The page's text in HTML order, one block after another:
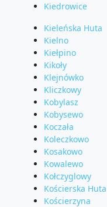
Kiedrowice
Kieleńska Huta
Kielno
Kiełpino
Kikoły
Klejnówko
Kliczkowy
Kobylasz
Kobysewo
Koczała
Koleczkowo
Kosakowo
Kowalewo
Kołczyglowy
Kościerska Huta
Kościerzyna